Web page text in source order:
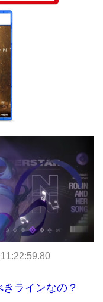
ラインなの？